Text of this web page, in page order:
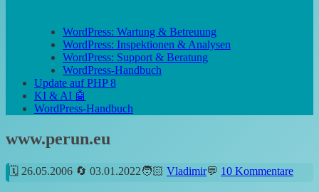
WordPress: Wartung & Betreuung
WordPress: Inspektionen & Analysen
WordPress: Support & Beratung
WordPress-Handbuch
Update auf PHP 8
KI & AI 🤖
WordPress-Handbuch
www.perun.eu
26.05.2006 03.01.2022 Vladimir 10 Kommentare